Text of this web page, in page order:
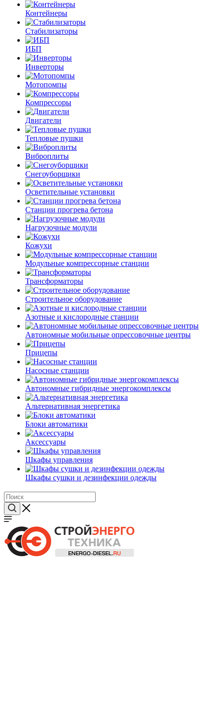
Контейнеры
Стабилизаторы
ИБП
Инверторы
Мотопомпы
Компрессоры
Двигатели
Тепловые пушки
Виброплиты
Снегоуборщики
Осветительные установки
Станции прогрева бетона
Нагрузочные модули
Кожухи
Модульные компрессорные станции
Трансформаторы
Строительное оборудование
Азотные и кислородные станции
Автономные мобильные опрессовочные центры
Прицепы
Насосные станции
Автономные гибридные энергокомплексы
Альтернативная энергетика
Блоки автоматики
Аксессуары
Шкафы управления
Шкафы сушки и дезинфекции одежды